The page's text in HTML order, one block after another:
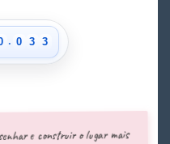
. 0
1
6
2
3
4
9
2
3
4
9
e construir o lugar mais